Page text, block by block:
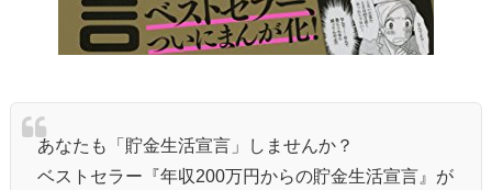
あなたも「貯金生活宣言」しませんか？
ベストセラー『年収200万円からの貯金生活宣言』が